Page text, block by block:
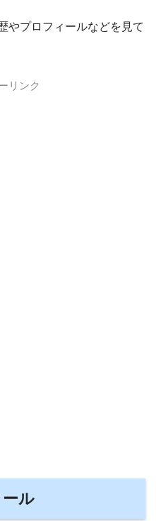
やプロフィールなどを見て
リンク
ル